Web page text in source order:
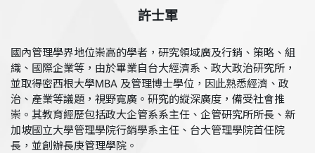
許士軍
國內管理學界地位崇高的學者，研究領域廣及行銷、策略、組
織、國際企業等，由於畢業自台大經濟系、政大政治研究所，
並取得密西根大學MBA 及管理博士學位，因此熟悉經濟、政
治、產業等議題，視野寬廣。研究的縱深廣度，備受社會推
崇。其教育經歷包括政大企管系系主任、企管研究所所長、新
加坡國立大學管理學院行銷學系主任、台大管理學院首任院
長，並創辦長庚管理學院。